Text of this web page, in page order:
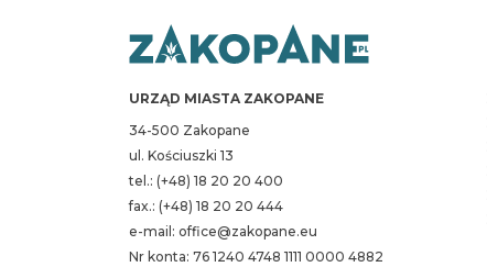
URZĄD MIASTA ZAKOPANE
34-500 Zakopane
ul. Kościuszki 13
tel.: (+48) 18 20 20 400
fax.: (+48) 18 20 20 444
e-mail: office@zakopane.eu
Nr konta: 76 1240 4748 1111 0000 4882